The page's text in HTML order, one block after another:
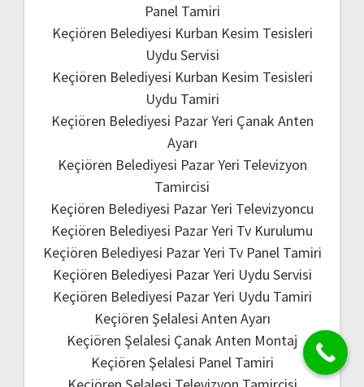
Panel Tamiri
Keçiören Belediyesi Kurban Kesim Tesisleri
Uydu Servisi
Keçiören Belediyesi Kurban Kesim Tesisleri
Uydu Tamiri
Keçiören Belediyesi Pazar Yeri Çanak Anten
Ayarı
Keçiören Belediyesi Pazar Yeri Televizyon
Tamircisi
Keçiören Belediyesi Pazar Yeri Televizyoncu
Keçiören Belediyesi Pazar Yeri Tv Kurulumu
Keçiören Belediyesi Pazar Yeri Tv Panel Tamiri
Keçiören Belediyesi Pazar Yeri Uydu Servisi
Keçiören Belediyesi Pazar Yeri Uydu Tamiri
Keçiören Şelalesi Anten Ayarı
Keçiören Şelalesi Çanak Anten Montaj
Keçiören Şelalesi Panel Tamiri